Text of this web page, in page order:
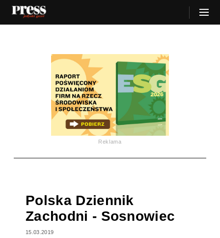
Reklama
Polska Dziennik
Zachodni - Sosnowiec
15.03.2019